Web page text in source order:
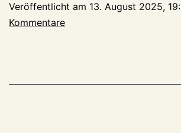
Burg,
Veröffentlicht am 13. August 2025,
Kommentare